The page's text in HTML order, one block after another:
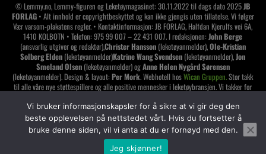
© Lemmy.no, Lemmy-figuren og Leketøymagasinet: 30.11.2022 til dags dato 2025JB
FORLAG• Alt innhold er copyrightbeskyttet og kan ikke gjengis uten tillatelse. Vi følger
Vær varsom-plakatens regler. • Kontaktinformasjon: JB FORLAG, Halfdan Kjerulfs vei 6A,
1410 KOLBOTN • Telefon: 975 99 007 – 22 431 007. I redaksjonen:John Berge
(ansvarlig utgiver og redaktør),Christer Hansson(leketøyanmelder),Ole-Kristian
Solberg Elden (leketøyanmelder)Katrine Wang Svendsen (leketøyanmelder),Jon
Smeland Olsen(leketøyanmelder) ogAnne Helen Nygård Sørensen
(leketøyanmelder). Design & layout:Per Mork. Webhotell hosWican Gruppen.Stor takk
til alle våre nye støttespillere og alle positive mennesker i leketøybransjen. Vi takker for
selv et klapp på skuldrene!
LEMMY LEKETØYMAGASINET er medlem av
Vi bruker informasjonskapsler for å sikre at vi gir deg den
beste opplevelsen på nettstedet vårt. Hvis du fortsetter å
bruke denne siden, vil vi anta at du er fornøyd med den.
Jeg skjønner!